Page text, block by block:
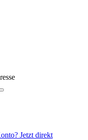
Jetzt direkt